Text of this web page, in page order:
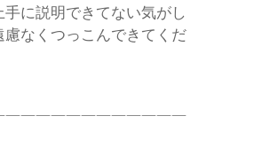
手に説明できてない気がし
慮なくつっこんできてくだ